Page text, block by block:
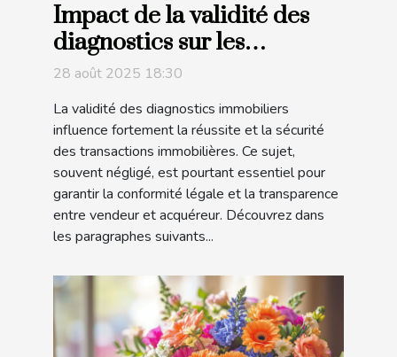
Impact de la validité des
diagnostics sur les
transactions immobilières
28 août 2025 18:30
La validité des diagnostics immobiliers
influence fortement la réussite et la sécurité
des transactions immobilières. Ce sujet,
souvent négligé, est pourtant essentiel pour
garantir la conformité légale et la transparence
entre vendeur et acquéreur. Découvrez dans
les paragraphes suivants...